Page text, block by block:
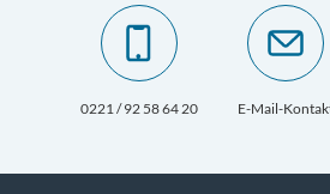
0221 / 92 58 64 20 E-Mail-